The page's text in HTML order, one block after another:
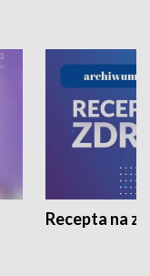
Recepta na